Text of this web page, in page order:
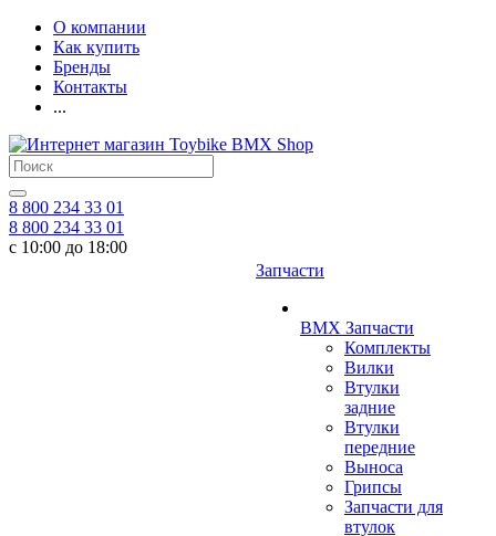
О компании
Как купить
Бренды
Контакты
...
8 800 234 33 01
8 800 234 33 01
с 10:00 до 18:00
Запчасти
BMX Запчасти
Комплекты
Вилки
Втулки
задние
Втулки
передние
Выноса
Грипсы
Запчасти для
втулок